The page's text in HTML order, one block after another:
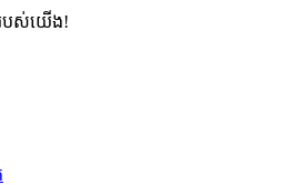
បស់យើង!